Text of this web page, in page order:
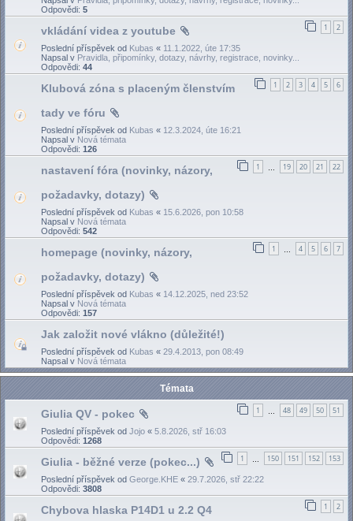
Odpovědi: 5
1 2
vkládání videa z youtube
Poslední příspěvek od Kubas « 11.1.2022, úte 17:35
Napsal v Pravidla, připomínky, dotazy, návrhy, registrace, novinky...
Odpovědi: 44
1 2 3 4 5 6
Klubová zóna s placeným členstvím
tady ve fóru
Poslední příspěvek od Kubas « 12.3.2024, úte 16:21
Napsal v Nová témata
Odpovědi: 126
1 19 20 21 22
nastavení fóra (novinky, názory,
požadavky, dotazy)
Poslední příspěvek od Kubas « 15.6.2026, pon 10:58
Napsal v Nová témata
Odpovědi: 542
1 4 5 6 7
homepage (novinky, názory,
požadavky, dotazy)
Poslední příspěvek od Kubas « 14.12.2025, ned 23:52
Napsal v Nová témata
Odpovědi: 157
Jak založit nové vlákno (důležité!)
Poslední příspěvek od Kubas « 29.4.2013, pon 08:49
Napsal v Nová témata
Témata
1 48 49 50 51
Giulia QV - pokec
Poslední příspěvek od Jojo « 5.8.2026, stř 16:03
Odpovědi: 1268
1 150 151 152 153
Giulia - běžné verze (pokec...)
Poslední příspěvek od George.KHE « 29.7.2026, stř 22:22
Odpovědi: 3808
1 2
Chybova hlaska P14D1 u 2.2 Q4